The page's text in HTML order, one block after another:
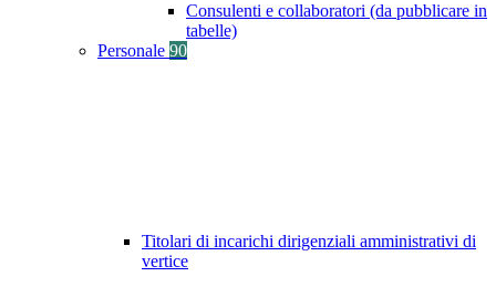
Consulenti e collaboratori (da pubblicare in
tabelle)
Personale 90
Titolari di incarichi dirigenziali amministrativi di
vertice